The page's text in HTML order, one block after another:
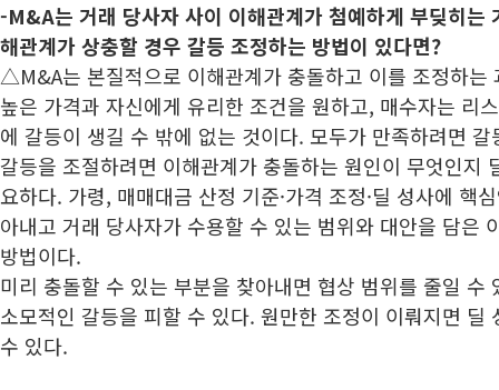
-M&A는 거래 당사자 사이 이해관계가 첨예하게 부딪히는
해관계가 상충할 경우 갈등 조정하는 방법이 있다면?
△M&A는 본질적으로 이해관계가 충돌하고 이를 조정하는
높은 가격과 자신에게 유리한 조건을 원하고, 매수자는 리
에 갈등이 생길 수 밖에 없는 것이다. 모두가 만족하려면
갈등을 조절하려면 이해관계가 충돌하는 원인이 무엇인지
요하다. 가령, 매매대금 산정 기준·가격 조정·딜 성사에 핵
아내고 거래 당사자가 수용할 수 있는 범위와 대안을 담은
방법이다.
미리 충돌할 수 있는 부분을 찾아내면 협상 범위를 줄일 수
소모적인 갈등을 피할 수 있다. 원만한 조정이 이뤄지면 딜
수 있다.